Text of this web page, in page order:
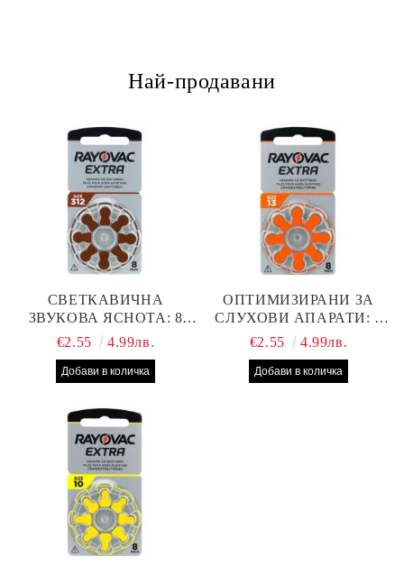
Най-продавани
СВЕТКАВИЧНА
ЗВУКОВА ЯСНОТА: 8
БРОЯ RAYOVAC EXTRA
СЛУХОВ АПАРАТ С
€2.55 4.99лв.
ОПТИМИЗИРАНИ ЗА
СЛУХОВИ АПАРАТИ: 8
БРОЯ RAYOVAC EXTRA
ПРОИЗВОДИТЕЛНОСТ
€2.55 4.99лв.